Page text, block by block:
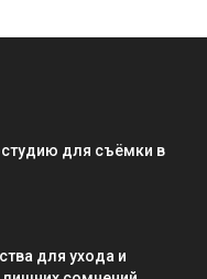
для съёмки в
для ухода и